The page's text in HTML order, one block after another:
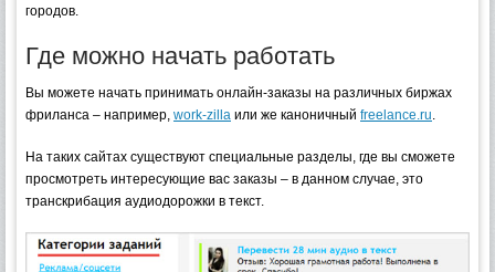
городов.
Где можно начать работать
Вы можете начать принимать онлайн-заказы на различных биржах
фриланса – например, work-zilla или же каноничный freelance.ru.
На таких сайтах существуют специальные разделы, где вы сможете
просмотреть интересующие вас заказы – в данном случае, это
транскрибация аудиодорожки в текст.